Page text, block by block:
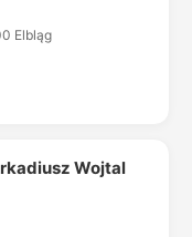
Elbląg
Wojtal